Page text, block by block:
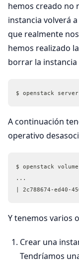
hemos creado no
instancia volverá
que realmente
hemos realizado
borrar la
$ openstack
A continuación
operativo
$ openstack
...
| 2c788674-
Y tenemos varios
Crear una
Tendríamos